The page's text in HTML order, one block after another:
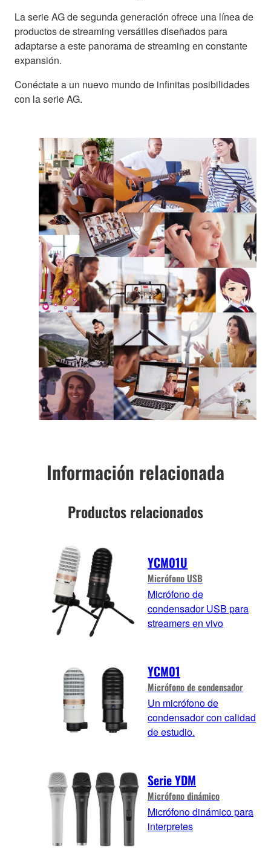
La serie AG de segunda generación ofrece una línea de
productos de streaming versátiles diseñados para
adaptarse a este panorama de streaming en constante
expansión.
Conéctate a un nuevo mundo de infinitas posibilidades
con la serie AG.
Información relacionada
Productos relacionados
YCM01U
Micrófono USB
Micrófono de
condensador USB para
streamers en vivo
YCM01
Micrófono de condensador
Un micrófono de
condensador con calidad
de estudio.
Serie YDM
Micrófono dinámico
Micrófono dinámico para
interpretes